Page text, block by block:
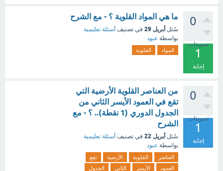
0
تصويتات
1
إجابة
ما هي المواد القلوية ؟ - مع الشرح
سُئل أبريل 29 في تصنيف أسئلة تعليمية
بواسطة عبود
المواد القلوية
0
تصويتات
1
إجابة
من العناصر القلوية الأرضية التي
تقع في العمود الأيسر الثاني من
الجدول الدوري (1 نقطة).. ؟ - مع
الشرح
سُئل أبريل 22 في تصنيف أسئلة تعليمية
بواسطة عبود
العناصر القلوية الأرضية
تقع
العمود
الأيسر الثاني الجدول